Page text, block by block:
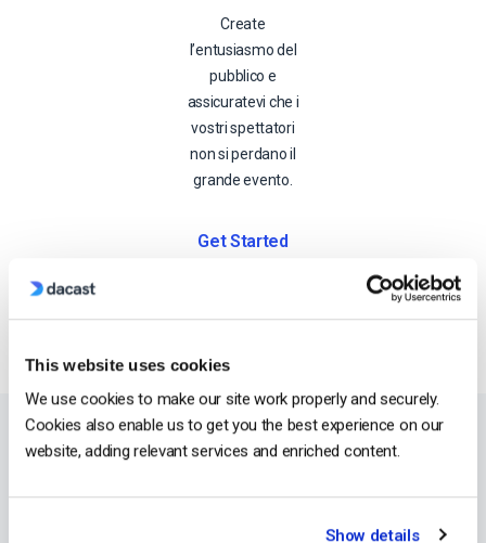
This website uses cookies
We use cookies to make our site work properly and securely.
Cookies also enable us to get you the best experience on our
website, adding relevant services and enriched content.
Show details
Create
l’entusiasmo del
pubblico e
assicuratevi che i
vostri spettatori
non si perdano il
grande evento.
Get Started